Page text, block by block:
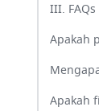
III. FAQs​